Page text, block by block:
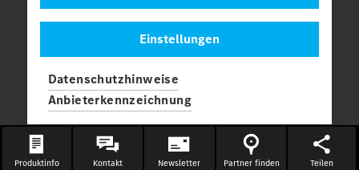
Einstellungen
Datenschutzhinweise
Anbieterkennzeichnung
Datenschutz
Einstellungen
© 2026 Daimler Truck AG. Alle Rechte vorbehalten.
Mercedes-Benz sind Marken der
Produktinfo Kontakt Newsletter Partner finden Teilen